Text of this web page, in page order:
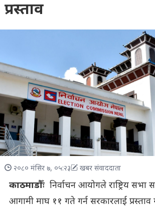
प्रस्ताव
२०८० मंसिर ७, ०५:२३ खबर संवाददाता
काठमाडौँःनिर्वाचन आयोगले राष्ट्रिय सभा
आगामी माघ ११ गते गर्न सरकारलाई प्रस्ताव